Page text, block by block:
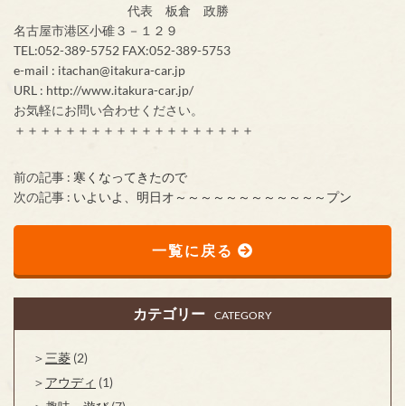
代表 板倉 政勝
名古屋市港区小碓３－１２９
TEL:052-389-5752 FAX:052-389-5753
e-mail : itachan@itakura-car.jp
URL : http://www.itakura-car.jp/
お気軽にお問い合わせください。
＋＋＋＋＋＋＋＋＋＋＋＋＋＋＋＋＋＋＋
前の記事 : 寒くなってきたので
次の記事 : いよいよ、明日オ～～～～～～～～～～～～プン
一覧に戻る
カテゴリー CATEGORY
三菱 (2)
アウディ (1)